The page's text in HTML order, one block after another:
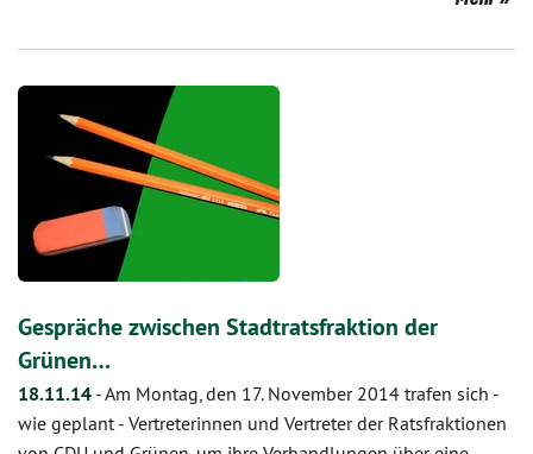
Gespräche zwischen Stadtratsfraktion der
Grünen…
18.11.14 -Am Montag, den 17. November 2014 trafen sich -
wie geplant - Vertreterinnen und Vertreter der Ratsfraktionen